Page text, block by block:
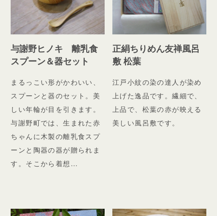
与謝野ヒノキ 離乳食
スプーン＆器セット
まるっこい形がかわいい、
スプーンと器のセット。美
しい年輪が目を引きます。
与謝野町では、生まれた赤
ちゃんに木製の離乳食スプ
ーンと陶器の器が贈られま
す。そこから着想…
正絹ちりめん友禅風呂
敷 松葉
江戸小紋の染の達人が染め
上げた逸品です。繊細で、
上品で、松葉の赤が映える
美しい風呂敷です。